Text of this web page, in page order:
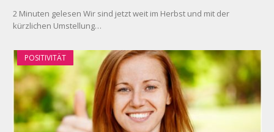
2 Minuten gelesen Wir sind jetzt weit im Herbst und mit der
kürzlichen Umstellung…
POSITIVITÄT